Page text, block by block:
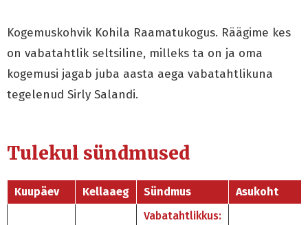
Kogemuskohvik Kohila Raamatukogus. Räägime kes
on vabatahtlik seltsiline, milleks ta on ja oma
kogemusi jagab juba aasta aega vabatahtlikuna
tegelenud Sirly Salandi.
Tulekul sündmused
Kuupäev Kellaaeg Sündmus Asukoht
Vabatahtlikkus: